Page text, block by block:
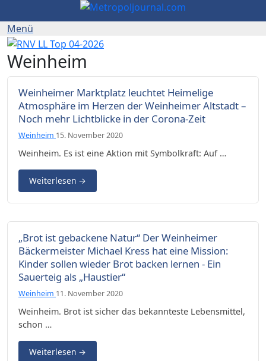
Weinheim
Weinheimer Marktplatz leuchtet Heimelige
Atmosphäre im Herzen der Weinheimer Altstadt –
Noch mehr Lichtblicke in der Corona-Zeit
Weinheim 15. November 2020
Weinheim. Es ist eine Aktion mit Symbolkraft: Auf …
Weiterlesen →
„Brot ist gebackene Natur“ Der Weinheimer
Bäckermeister Michael Kress hat eine Mission:
Kinder sollen wieder Brot backen lernen - Ein
Sauerteig als „Haustier“
Weinheim 11. November 2020
Weinheim. Brot ist sicher das bekannteste Lebensmittel,
schon …
Weiterlesen →